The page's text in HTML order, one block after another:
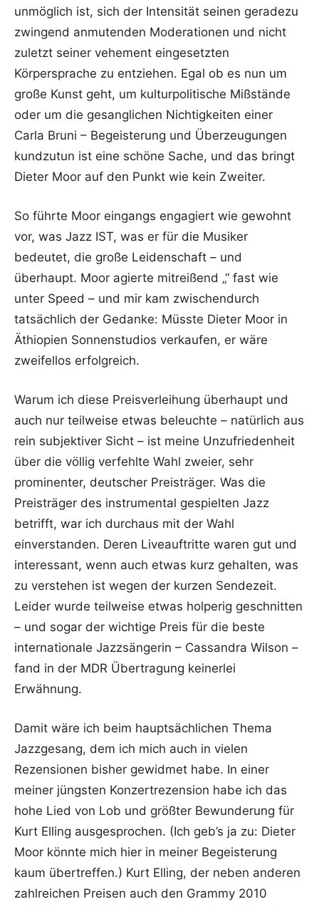
unmöglich ist, sich der Intensität seinen geradezu
zwingend anmutenden Moderationen und nicht
zuletzt seiner vehement eingesetzten
Körpersprache zu entziehen. Egal ob es nun um
große Kunst geht, um kulturpolitische Mißstände
oder um die gesanglichen Nichtigkeiten einer
Carla Bruni – Begeisterung und Überzeugungen
kundzutun ist eine schöne Sache, und das bringt
Dieter Moor auf den Punkt wie kein Zweiter.
So führte Moor eingangs engagiert wie gewohnt
vor, was Jazz IST, was er für die Musiker
bedeutet, die große Leidenschaft – und
überhaupt. Moor agierte mitreißend „“ fast wie
unter Speed – und mir kam zwischendurch
tatsächlich der Gedanke: Müsste Dieter Moor in
Äthiopien Sonnenstudios verkaufen, er wäre
zweifellos erfolgreich.
Warum ich diese Preisverleihung überhaupt und
auch nur teilweise etwas beleuchte – natürlich aus
rein subjektiver Sicht – ist meine Unzufriedenheit
über die völlig verfehlte Wahl zweier, sehr
prominenter, deutscher Preisträger. Was die
Preisträger des instrumental gespielten Jazz
betrifft, war ich durchaus mit der Wahl
einverstanden. Deren Liveauftritte waren gut und
interessant, wenn auch etwas kurz gehalten, was
zu verstehen ist wegen der kurzen Sendezeit.
Leider wurde teilweise etwas holperig geschnitten
– und sogar der wichtige Preis für die beste
internationale Jazzsängerin – Cassandra Wilson –
fand in der MDR Übertragung keinerlei
Erwähnung.
Damit wäre ich beim hauptsächlichen Thema
Jazzgesang, dem ich mich auch in vielen
Rezensionen bisher gewidmet habe. In einer
meiner jüngsten Konzertrezension habe ich das
hohe Lied von Lob und größter Bewunderung für
Kurt Elling ausgesprochen. (Ich geb’s ja zu: Dieter
Moor könnte mich hier in meiner Begeisterung
kaum übertreffen.) Kurt Elling, der neben anderen
zahlreichen Preisen auch den Grammy 2010